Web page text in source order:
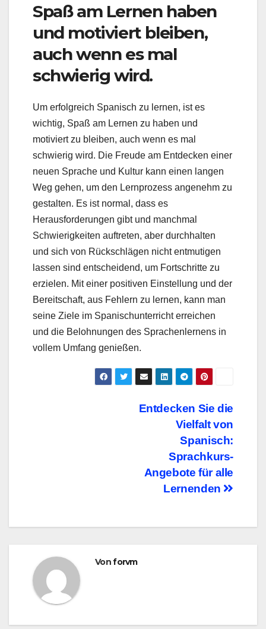
Spaß am Lernen haben
und motiviert bleiben,
auch wenn es mal
schwierig wird.
Um erfolgreich Spanisch zu lernen, ist es
wichtig, Spaß am Lernen zu haben und
motiviert zu bleiben, auch wenn es mal
schwierig wird. Die Freude am Entdecken einer
neuen Sprache und Kultur kann einen langen
Weg gehen, um den Lernprozess angenehm zu
gestalten. Es ist normal, dass es
Herausforderungen gibt und manchmal
Schwierigkeiten auftreten, aber durchhalten
und sich von Rückschlägen nicht entmutigen
lassen sind entscheidend, um Fortschritte zu
erzielen. Mit einer positiven Einstellung und der
Bereitschaft, aus Fehlern zu lernen, kann man
seine Ziele im Spanischunterricht erreichen
und die Belohnungen des Sprachenlernens in
vollem Umfang genießen.
Beitragsnavigation
Entdecken Sie die
Vielfalt von
Spanisch:
Sprachkurs-
Angebote für alle
Lernenden
Vonforvm